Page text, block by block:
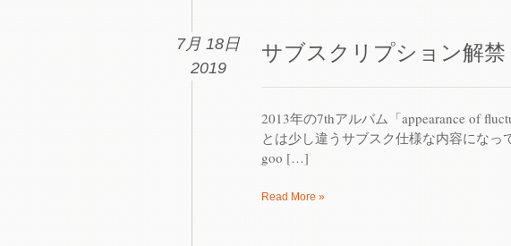
7月 18日
2019
サブスクリプション解禁
2013年の7thアルバム「appearance of
とは少し違うサブスク仕様な内容になっ
goo […]
Read More »